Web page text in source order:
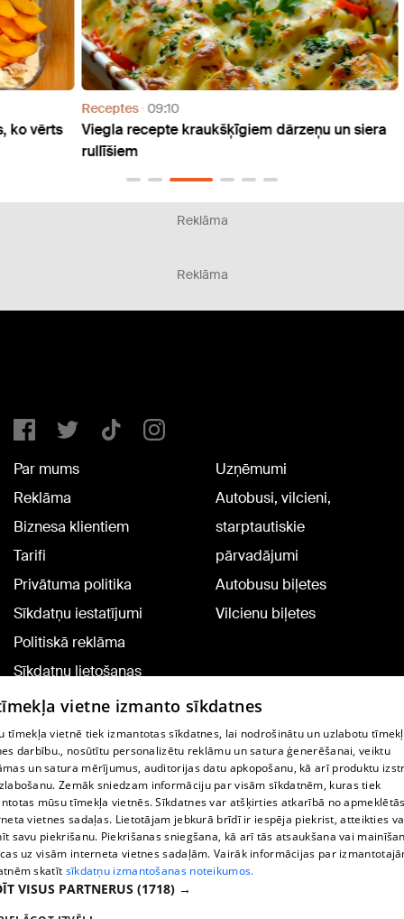
Receptes 09:10
Viegla recepte kraukšķīgiem dārzeņu un siera
rullīšiem
Reklāma
Reklāma
Par mums
Reklāma
Biznesa klientiem
Tarifi
Privātuma politika
Sīkdatņu iestatījumi
Politiskā reklāma
Sīkdatņu lietošanas
noteikumi
Komentāru pievienošana
Uzņēmumi
Autobusi, vilcieni,
starptautiskie
pārvadājumi
Autobusu biļetes
Vilcienu biļetes
TV programma
Līguma noteikumi
360 Ziņu kontakti
Helio Media
Portāla palīdzības dienests: e-pasts -
vietne izmanto sīkdatnes
tīmekļa vietnē tiek izmantotas sīkdatnes, lai nodrošinātu un uzlabotu
darbību., nosūtītu personalizētu reklāmu un satura ģenerēšanai, veiktu
un satura mērījumus, auditorijas datu apkopošanu, kā arī produktu
Zemāk sniedzam informāciju par visām sīkdatnēm, kuras tiek
mūsu tīmekļa vietnēs. Sīkdatnes var atšķirties atkarībā no
vietnes sadaļas. Lietotājam jebkurā brīdī ir iespēja piekrist, atteikties
savu piekrišanu. Piekrišanas sniegšana, kā arī tās atsaukšana vai
uz visām interneta vietnes sadaļām. Vairāk informācijas par
skatīt sīkdatņu izmantošanas noteikumos.
VISUS PARTNERUS (1718) →